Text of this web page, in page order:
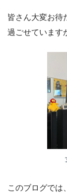
皆さん大変お待
過ごせています
このブログでは